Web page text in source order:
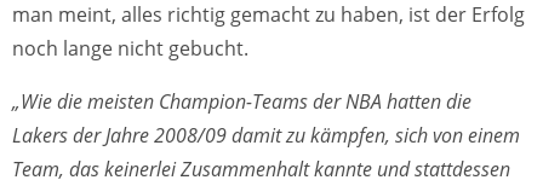
man meint, alles richtig gemacht zu haben, ist der Erfolg
noch lange nicht gebucht.
„Wie die meisten Champion-Teams der NBA hatten die
Lakers der Jahre 2008/09 damit zu kämpfen, sich von einem
Team, das keinerlei Zusammenhalt kannte und stattdessen